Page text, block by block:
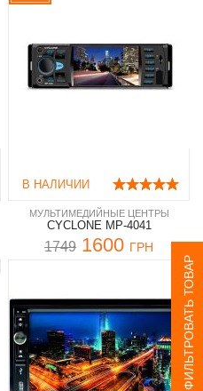
ФИЛЬТРОВАТЬ ТОВАР
В НАЛИЧИИ
МУЛЬТИМЕДИЙНЫЕ ЦЕНТРЫ
CYCLONE MP-4041
1749 1600 ГРН